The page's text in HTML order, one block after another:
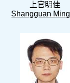
上官明佳
Shangguan